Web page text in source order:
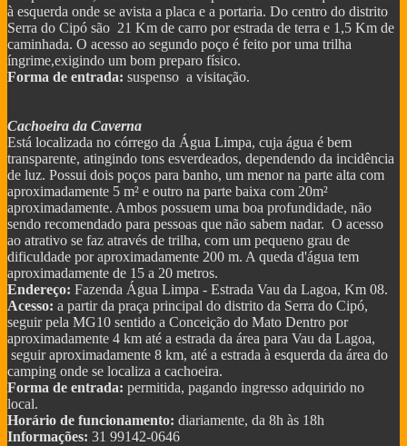
à esquerda onde se avista a placa e a portaria. Do centro do distrito
Serra do Cipó são 21 Km de carro por estrada de terra e 1,5 Km de
caminhada. O acesso ao segundo poço é feito por uma trilha
íngrime,exigindo um bom preparo físico.
Forma de entrada: suspenso a visitação.
Cachoeira da Caverna
Está localizada no córrego da Água Limpa, cuja água é bem
transparente, atingindo tons esverdeados, dependendo da incidência
de luz. Possui dois poços para banho, um menor na parte alta com
aproximadamente 5 m² e outro na parte baixa com 20m²
aproximadamente. Ambos possuem uma boa profundidade, não
sendo recomendado para pessoas que não sabem nadar. O acesso
ao atrativo se faz através de trilha, com um pequeno grau de
dificuldade por aproximadamente 200 m. A queda d'água tem
aproximadamente de 15 a 20 metros.
Endereço: Fazenda Água Limpa - Estrada Vau da Lagoa, Km 08.
Acesso: a partir da praça principal do distrito da Serra do Cipó,
seguir pela MG10 sentido a Conceição do Mato Dentro por
aproximadamente 4 km até a estrada da área para Vau da Lagoa,
seguir aproximadamente 8 km, até a estrada à esquerda da área do
camping onde se localiza a cachoeira.
Forma de entrada: permitida, pagando ingresso adquirido no
local.
Horário de funcionamento: diariamente, da 8h às 18h
Informações: 31 99142-0646